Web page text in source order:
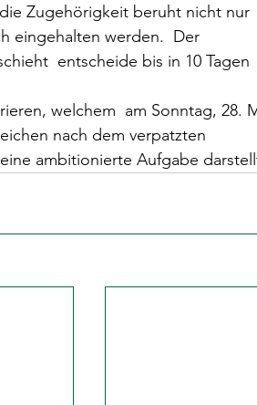
Zugehörigkeit beruht nicht nur
eingehalten werden.  Der
entscheide bis in 10 Tagen
welchem  am Sonntag, 28.
nach dem verpatzten
ambitionierte Aufgabe